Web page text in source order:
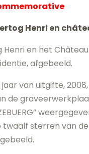
Henri en
en het Château
afgebeeld.
van uitgifte,
de
sterren van de